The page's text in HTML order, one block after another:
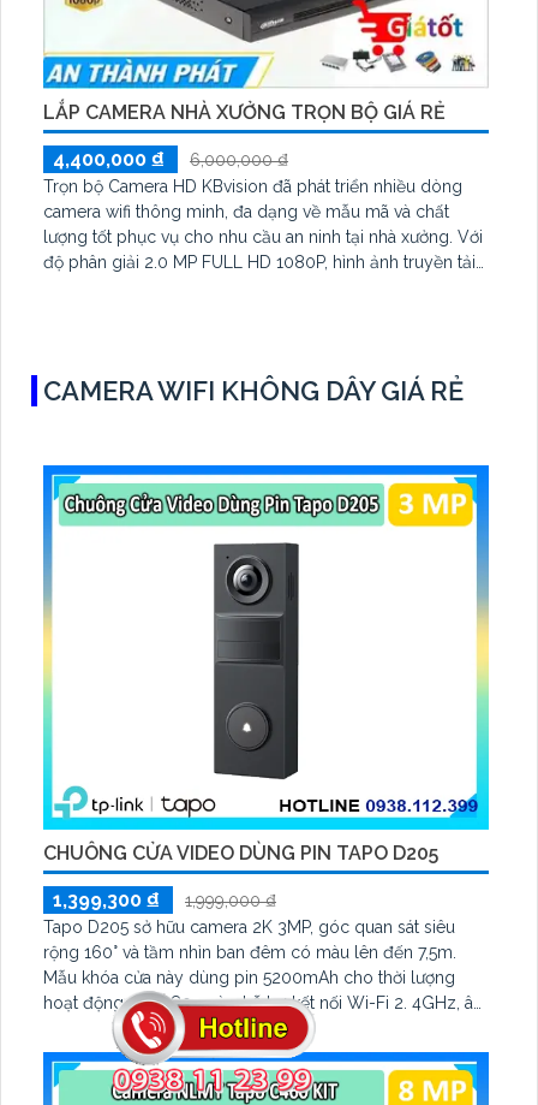
LẮP CAMERA NHÀ XƯỞNG TRỌN BỘ GIÁ RẺ
4,400,000 ₫
6,000,000 ₫
Trọn bộ Camera HD KBvision đã phát triển nhiều dòng
camera wifi thông minh, đa dạng về mẫu mã và chất
lượng tốt phục vụ cho nhu cầu an ninh tại nhà xưởng. Với
độ phân giải 2.0 MP FULL HD 1080P, hình ảnh truyền tải
CAMERA WIFI KHÔNG DÂY GIÁ RẺ
CHUÔNG CỬA VIDEO DÙNG PIN TAPO D205
1,399,300 ₫
1,999,000 ₫
Tapo D205 sở hữu camera 2K 3MP, góc quan sát siêu
rộng 160° và tầm nhìn ban đêm có màu lên đến 7,5m.
Mẫu khóa cửa này dùng pin 5200mAh cho thời lượng
hoạt động đến 180 ngày, hỗ trợ kết nối Wi-Fi 2. 4GHz, âm
thanh hai chiều và lưu trữ qua thẻ microSD tối đa 512GB